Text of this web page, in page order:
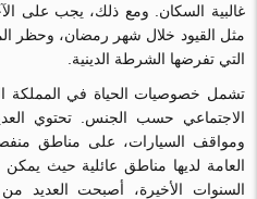
غالبية السكان. ومع ذلك، يجب على
مثل القيود خلال شهر رمضان، وحظر
التي تفرضها الشرطة الدينية.
تشمل خصوصيات الحياة في المملكة
الاجتماعي حسب الجنس. تحتوي
ومواقف السيارات، على مناطق
العامة لديها مناطق عائلية حيث
السنوات الأخيرة، أصبحت العديد